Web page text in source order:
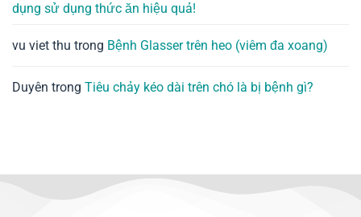
dụng sử dụng thức ăn hiệu quả!
vu viet thu trong Bệnh Glasser trên heo (viêm đa xoang)
Duyên trong Tiêu chảy kéo dài trên chó là bị bệnh gì?